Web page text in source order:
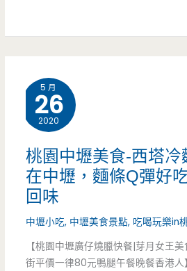
大
顆
的
驚
人
魚
肥
美
鯛
魚
燒
好
可
5 月
26
2020
桃園中壢美食-西塔冷
在中壢，麵條Q彈好
回味
中壢小吃, 中壢美食景點, 吃喝玩樂in
【桃園中壢廣仔燒臘快餐|芽月女王
街平價一律80元鴨腿午餐晚餐香港